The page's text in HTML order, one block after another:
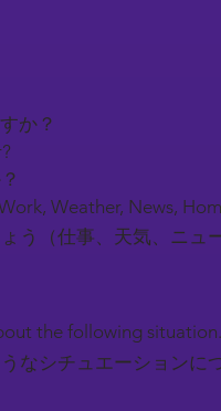
か？
Weather, News,
う（仕事、天気、ニュ
the following
なシチュエーション